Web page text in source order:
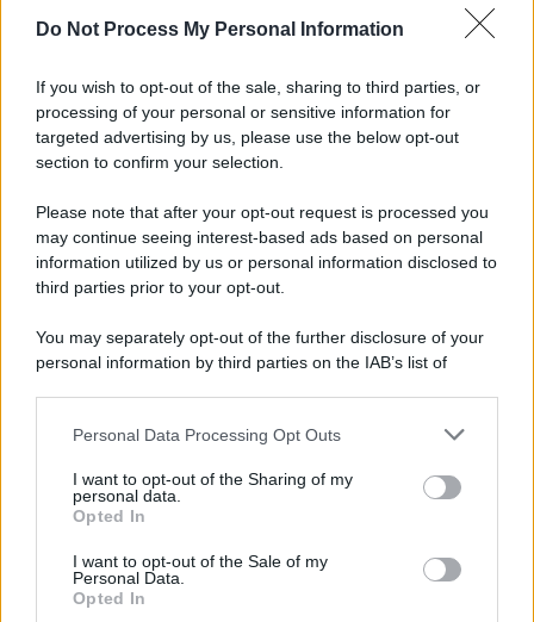
Do Not Process My Personal Information
If you wish to opt-out of the sale, sharing to third parties, or
processing of your personal or sensitive information for
targeted advertising by us, please use the below opt-out
section to confirm your selection.
Please note that after your opt-out request is processed you
may continue seeing interest-based ads based on personal
information utilized by us or personal information disclosed to
third parties prior to your opt-out.
You may separately opt-out of the further disclosure of your
personal information by third parties on the IAB’s list of
This information may also be disclosed by us to third parties
disclose it to other third parties.
Please note that this website/app uses one or more Google
services and may gather and store information including but
not limited to your visit or usage behaviour. You may click to
grant or deny consent to Google and its third-party tags to
Personal Data Processing Opt Outs
I want to opt-out of the Sharing of my
personal data.
Opted In
I want to opt-out of the Sale of my
Personal Data.
Opted In
Newz
Newz California
Newz Texas
Newz Florida
Newz Pennsylvania
Newz Illinois
Newz Ohio
Hig Tech Mag
Scoop Mag
Lgbtqia News
Day Travel 365
Home Magazine 365
Cineverse Magazine
SecondHomeMagazine